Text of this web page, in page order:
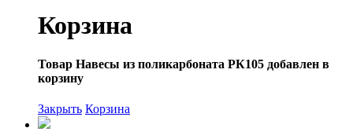
Корзина
Товар Навесы из поликарбоната РК105 добавлен в
корзину
Закрыть Корзина